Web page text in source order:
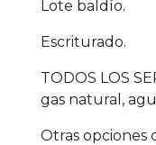
Lote baldío.
Escriturado.
TODOS LOS
gas natural,
Otras opciones